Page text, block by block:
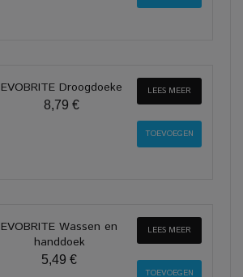
EVOBRITE Droogdoeke
8,79 €
LEES MEER
EVOBRITE Wassen en
handdoek
5,49 €
LEES MEER